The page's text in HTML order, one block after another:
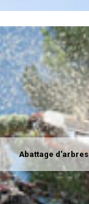
Abattage d'arbres